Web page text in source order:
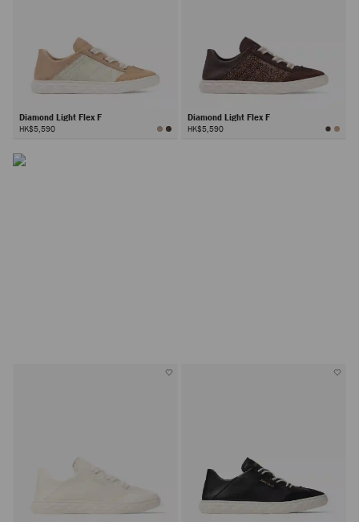
Diamond Light Flex F
HK$5,590
Diamond Light Flex F
HK$5,590